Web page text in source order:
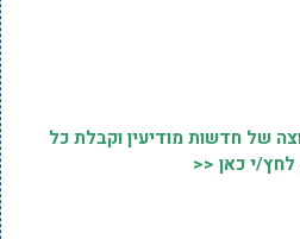
של חדשות מודיעין וקבלת כל
לחץ/י כאן <<